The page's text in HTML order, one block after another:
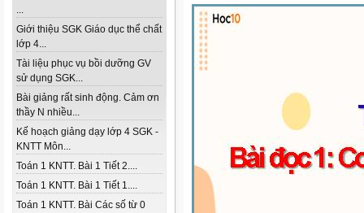
...
Giới thiệu SGK Giáo dục thể chất
lớp 4...
Tài liệu phục vụ bồi dưỡng GV
sử dụng SGK...
Bài giảng rất sinh động. Cảm ơn
thầy N nhiều...
Kế hoạch giảng dạy lớp 4 SGK -
KNTT Môn...
Toán 1 KNTT. Bài 1 Tiết 2....
Toán 1 KNTT. Bài 1 Tiết 1....
Toán 1 KNTT. Bài Các số từ 0